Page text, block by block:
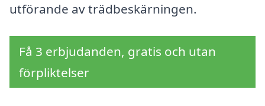
utförande av trädbeskärningen.
Få 3 erbjudanden, gratis och utan
förpliktelser